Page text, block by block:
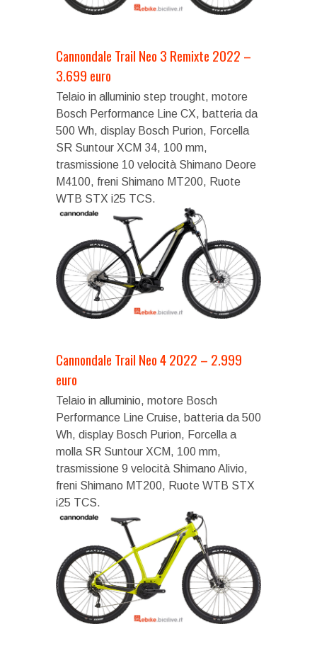
Cannondale Trail Neo 3 Remixte 2022 –
3.699 euro
Telaio in alluminio step trought, motore
Bosch Performance Line CX, batteria da
500 Wh, display Bosch Purion, Forcella
SR Suntour XCM 34, 100 mm,
trasmissione 10 velocità Shimano Deore
M4100, freni Shimano MT200, Ruote
WTB STX i25 TCS.
Cannondale Trail Neo 4 2022 – 2.999
euro
Telaio in alluminio, motore Bosch
Performance Line Cruise, batteria da 500
Wh, display Bosch Purion, Forcella a
molla SR Suntour XCM, 100 mm,
trasmissione 9 velocità Shimano Alivio,
freni Shimano MT200, Ruote WTB STX
i25 TCS.